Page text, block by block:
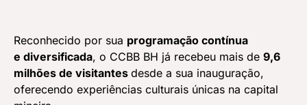
Reconhecido por sua programação contínua
e diversificada, o CCBB BH já recebeu mais de 9,6
milhões de visitantes desde a sua inauguração,
oferecendo experiências culturais únicas na capital